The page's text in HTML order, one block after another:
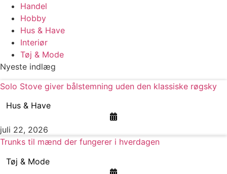
Handel
Hobby
Hus & Have
Interiør
Tøj & Mode
Nyeste indlæg
Solo Stove giver bålstemning uden den klassiske røgsky
Hus & Have
juli 22, 2026
Trunks til mænd der fungerer i hverdagen
Tøj & Mode